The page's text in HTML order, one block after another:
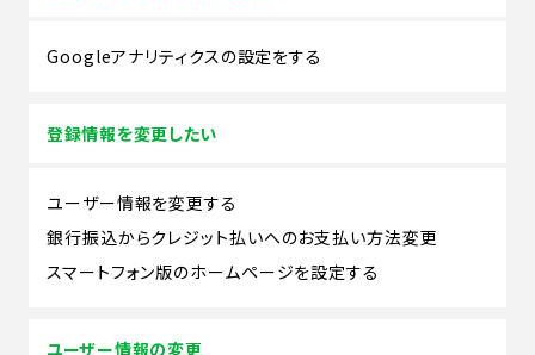
Googleアナリティクスの設定をする
登録情報を変更したい
ユーザー情報を変更する
銀行振込からクレジット払いへのお支払い方法変更
スマートフォン版のホームページを設定する
ユーザー情報の変更